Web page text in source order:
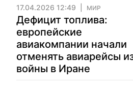
17.04.2026 12:49 МИР
Дефицит топлива:
европейские
авиакомпании начали
отменять авиарейсы
войны в Иране